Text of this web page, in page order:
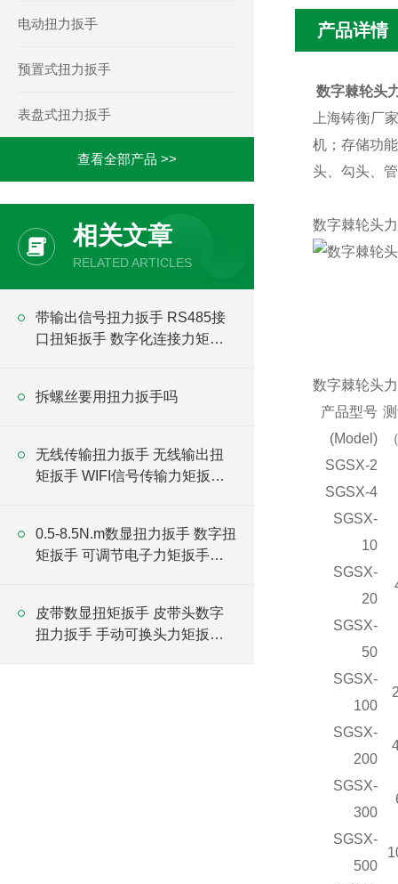
电动扭力扳手
预置式扭力扳手
表盘式扭力扳手
查看全部产品 >>
相关文章
RELATED ARTICLES
带输出信号扭力扳手 RS485接
口扭矩扳手 数字化连接力矩扳
拆螺丝要用扭力扳手吗
无线传输扭力扳手 无线输出扭
矩扳手 WIFI信号传输力矩扳手
0.5-8.5N.m数显扭力扳手 数字扭
矩扳手 可调节电子力矩扳手厂
皮带数显扭矩扳手 皮带头数字
扭力扳手 手动可换头力矩扳手
产品详情
数字棘轮头
上海铸衡厂
机；存储功
头、勾头、
数字棘轮头
数字棘轮头
产品型号
(Model)
SGSX-2
SGSX-4
SGSX-
10
SGSX-
20
SGSX-
50
SGSX-
100
SGSX-
200
SGSX-
300
SGSX-
500